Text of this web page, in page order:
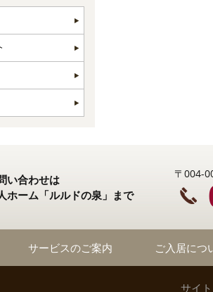
い合わせは
ホーム「ルルドの泉」まで
〒004-
サービスのご案内 ご入居につ
サイ